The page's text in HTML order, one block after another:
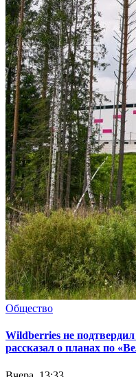
Общество
Wildberries не
рассказал о планах по